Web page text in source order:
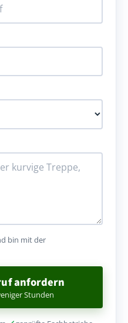
bin mit der
anfordern
Stunden